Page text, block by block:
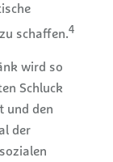
schaffen.4
wird so
Schluck
und den
der